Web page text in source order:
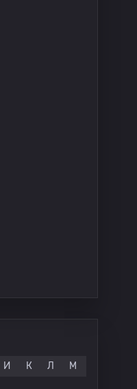
И К Л М